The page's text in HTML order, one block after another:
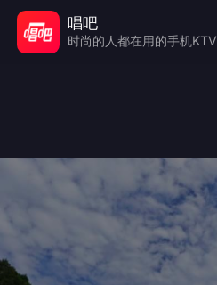
唱吧
时尚的人都在用的手机KTV